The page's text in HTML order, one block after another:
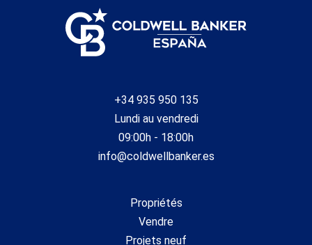
+34 935 950 135
Lundi au vendredi
09:00h - 18:00h
info@coldwellbanker.es
Propriétés
Vendre
Projets neuf